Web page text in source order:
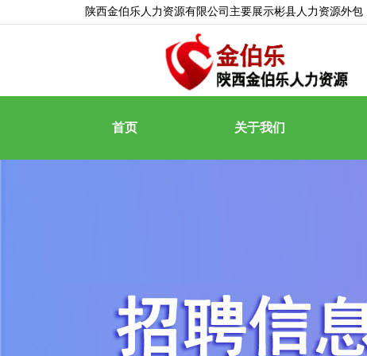
陕西金伯乐人力资源有限公司主要展示彬县人力资源外包
首页 关于我们